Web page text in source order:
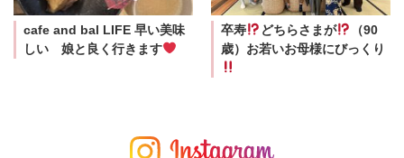
cafe and bal LIFE 早い美味
しい 娘と良く行きます
卒寿 どちらさまが
（90
歳）お若いお母様にびっくり